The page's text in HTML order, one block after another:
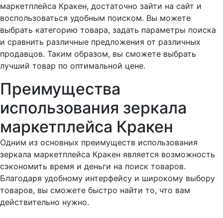
маркетплейса Кракен, достаточно зайти на сайт и
воспользоваться удобным поиском. Вы можете
выбрать категорию товара, задать параметры поиска
и сравнить различные предложения от различных
продавцов. Таким образом, вы сможете выбрать
лучший товар по оптимальной цене.
Преимущества
использования зеркала
маркетплейса Кракен
Одним из основных преимуществ использования
зеркала маркетплейса Кракен является возможность
сэкономить время и деньги на поиск товаров.
Благодаря удобному интерфейсу и широкому выбору
товаров, вы сможете быстро найти то, что вам
действительно нужно.